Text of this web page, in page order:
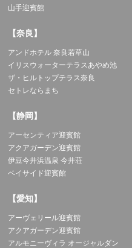
山手迎賓館
【奈良】
アンドホテル 奈良若草山
イリスウォーターテラスあやめ池
ザ・ヒルトップテラス奈良
セトレならまち
【静岡】
アーセンティア迎賓館
アクアガーデン迎賓館
伊豆今井浜温泉 今井荘
ベイサイド迎賓館
【愛知】
アーヴェリール迎賓館
アクアガーデン迎賓館
アルモニーヴィラ オージャルダン